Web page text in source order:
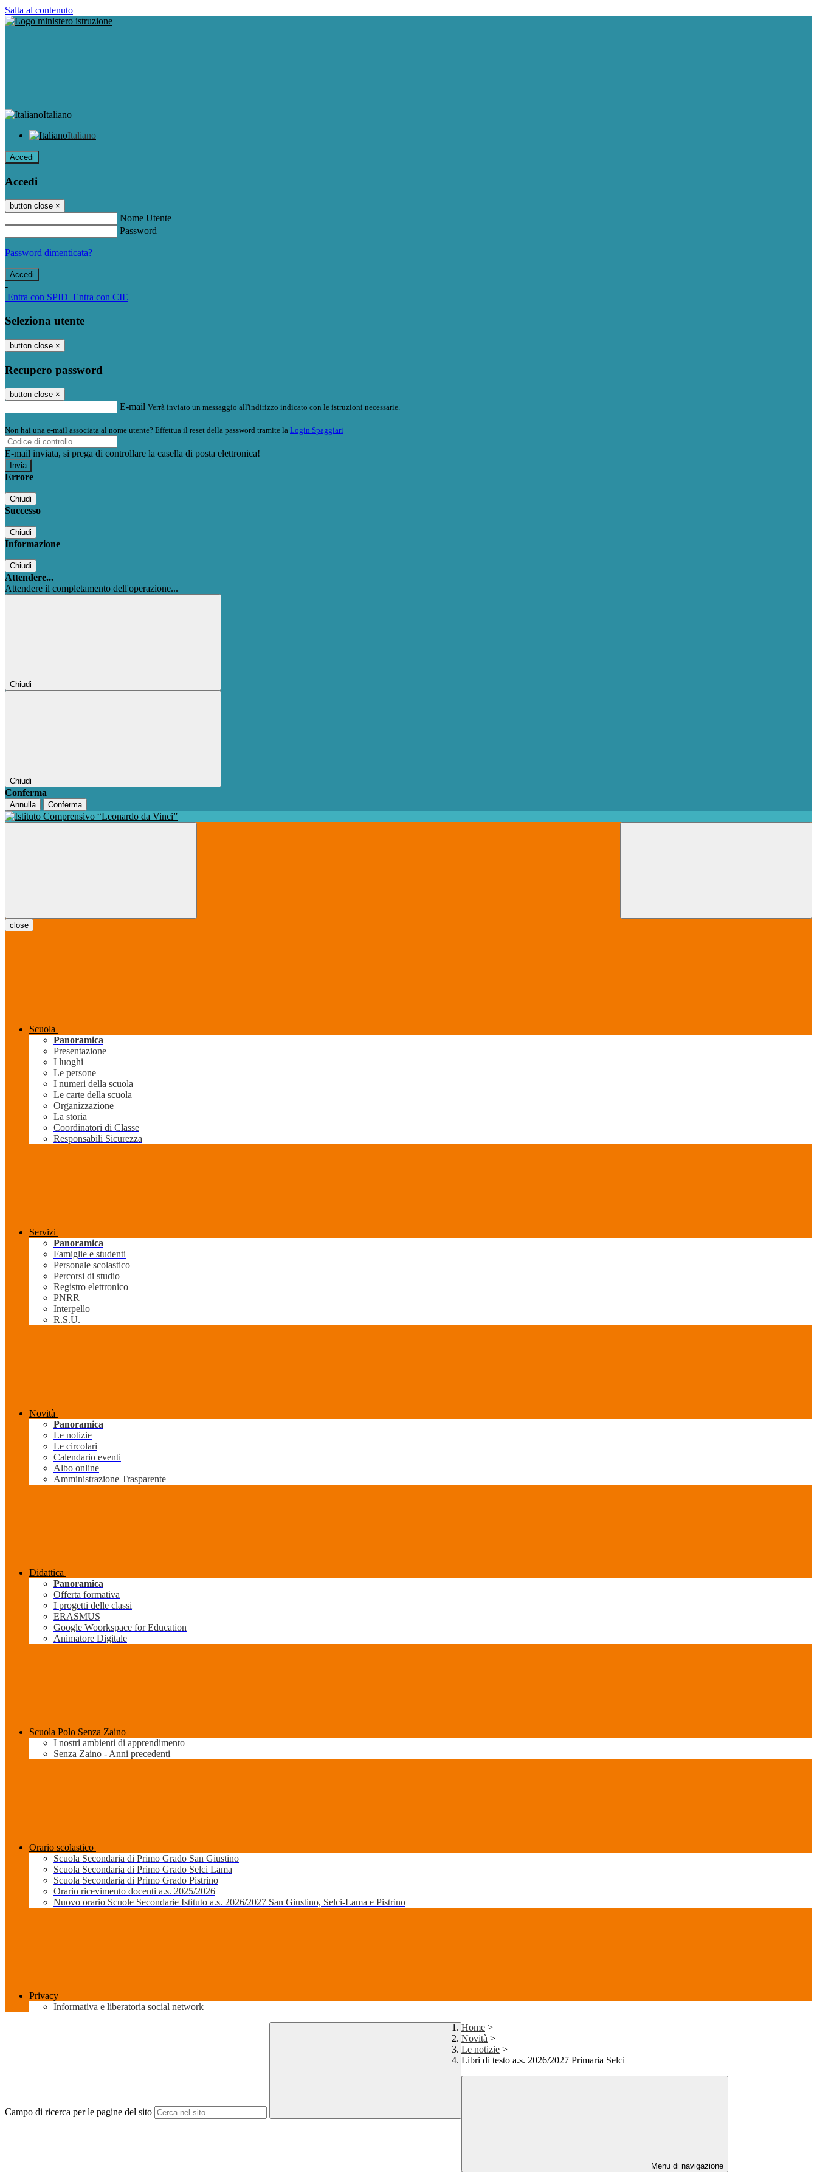
Salta al contenuto
Italiano
Italiano
Accedi
Accedi
button close ×
Nome Utente
Password
Password dimenticata?
-
Entra con SPID Entra con CIE
Seleziona utente
button close ×
Recupero password
button close ×
E-mail Verrà inviato un messaggio all'indirizzo indicato con le istruzioni necessarie.
Non hai una e-mail associata al nome utente? Effettua il reset della password tramite la Login Spaggiari
E-mail inviata, si prega di controllare la casella di posta elettronica!
Errore
Chiudi
Successo
Chiudi
Informazione
Chiudi
Attendere...
Attendere il completamento dell'operazione...
Chiudi
Chiudi
Conferma
Annulla Conferma
close
Scuola
Panoramica
Presentazione
I luoghi
Le persone
I numeri della scuola
Le carte della scuola
Organizzazione
La storia
Coordinatori di Classe
Responsabili Sicurezza
Servizi
Panoramica
Famiglie e studenti
Personale scolastico
Percorsi di studio
Registro elettronico
PNRR
Interpello
R.S.U.
Novità
Panoramica
Le notizie
Le circolari
Calendario eventi
Albo online
Amministrazione Trasparente
Didattica
Panoramica
Offerta formativa
I progetti delle classi
ERASMUS
Google Woorkspace for Education
Animatore Digitale
Scuola Polo Senza Zaino
I nostri ambienti di apprendimento
Senza Zaino - Anni precedenti
Orario scolastico
Scuola Secondaria di Primo Grado San Giustino
Scuola Secondaria di Primo Grado Selci Lama
Scuola Secondaria di Primo Grado Pistrino
Orario ricevimento docenti a.s. 2025/2026
Nuovo orario Scuole Secondarie Istituto a.s. 2026/2027 San Giustino, Selci-Lama e Pistrino
Privacy
Informativa e liberatoria social network
Campo di ricerca per le pagine del sito
Home >
Novità >
Le notizie >
Libri di testo a.s. 2026/2027 Primaria Selci
Menu di navigazione